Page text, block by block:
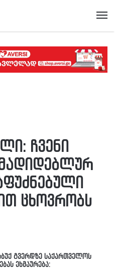
ჩვენი
ცხოვრობს
გვერდზე საქართველოს
ეხმაურება: